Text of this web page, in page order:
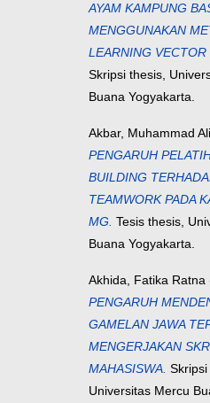
AYAM KAMPUNG
MENGGUNAKAN
LEARNING
Skripsi thesis,
Buana Yogyakarta.
Akbar, Muhammad
PENGARUH
BUILDING
TEAMWORK PADA
MG. Tesis thesis,
Buana Yogyakarta.
Akhida, Fatika Ratna
PENGARUH
GAMELAN JAWA
MENGERJAKAN
MAHASISWA.
Universitas Mercu